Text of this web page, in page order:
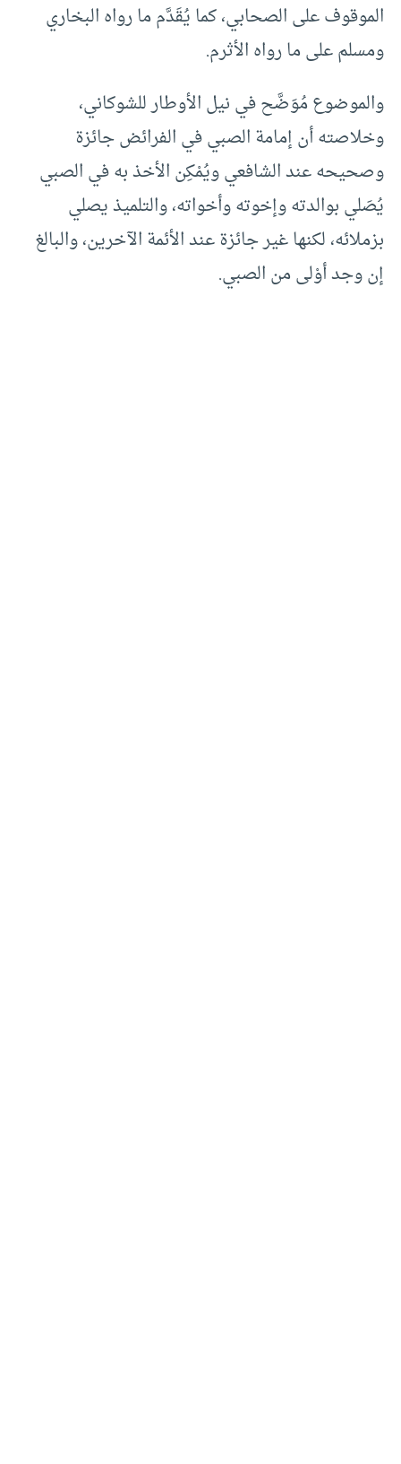
الموقوف على الصحابي، كما يُقَدَّم ما رواه البخاري
ومسلم على ما رواه الأثرم.
والموضوع مُوَضَّح في نيل الأوطار للشوكاني،
وخلاصته أن إمامة الصبي في الفرائض جائزة
وصحيحه عند الشافعي ويُمْكِن الأخذ به في الصبي
يُصَلي بوالدته وإخوته وأخواته، والتلميذ يصلي
بزملائه، لكنها غير جائزة عند الأئمة الآخرين، والبالغ
إن وجد أوْلى من الصبي.